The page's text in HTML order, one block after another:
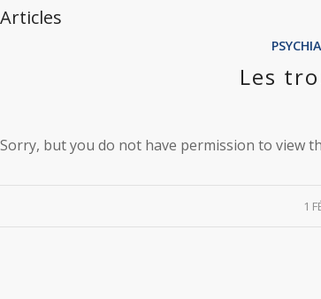
Articles
Les
Sorry, but you do not have permission to view
1